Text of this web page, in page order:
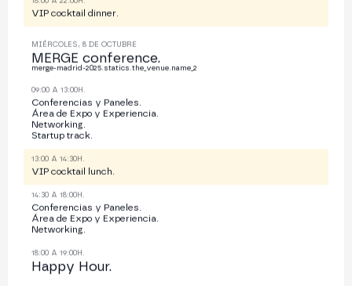
VIP cocktail dinner.
MIÉRCOLES, 8 DE OCTUBRE
MERGE conference.
merge-madrid-2025.statics.the_venue.name_2
09:00 A 13:00H.
Conferencias y Paneles.
Área de Expo y Experiencia.
Networking.
Startup track.
13:00 A 14:30H.
VIP cocktail lunch.
14:30 A 18:00H.
Conferencias y Paneles.
Área de Expo y Experiencia.
Networking.
18:00 A 19:00H.
Happy Hour.